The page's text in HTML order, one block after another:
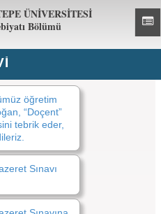
ÜNİVERSİTESİ
Bölümü
öğretim
“Doçent”
tebrik eder,
Sınavı